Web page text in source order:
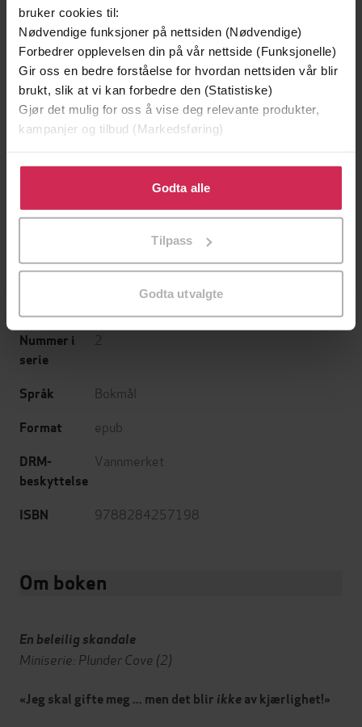
bruker cookies til:
Nødvendige funksjoner på nettsiden (Nødvendige)
Forbedrer opplevelsen din på vår nettside (Funksjonelle)
Gir oss en bedre forståelse for hvordan nettsiden vår blir
brukt, slik at vi kan forbedre den (Statistiske)
Gjør det mulig for oss å vise deg relevante produkter,
kampanjer og tilbud (Markedsføring)
Klikk på «Godta alle» for å gi oss ditt samtykke til å
bruke cookies for alle disse formålene. Du kan også
tilpasse ditt samtykke til spesifikke formål ved å klikke
Godta alle
Tilpass
Godta utvalgte
En lykkelig familie
Stian Hjelvin Andersen
EBOK
Patricia Wilson
EBOK
Forfattere Kimberley Troutte(forfatter),
J. Myro(oversetter)
Forlag
30.06.2025
Sjanger Skjønnlitteratur,Romanserier
Nummer i
serie
2
Språk Bokmål
Format epub
DRM-
beskyttelse
Vannmerket
ISBN 9788284257198
Om boken
En beleilig skandale
Miniserie: Plunder Cove (2)
«Jeg skal gifte meg ... men det blir ikkeav kjærlighet!»